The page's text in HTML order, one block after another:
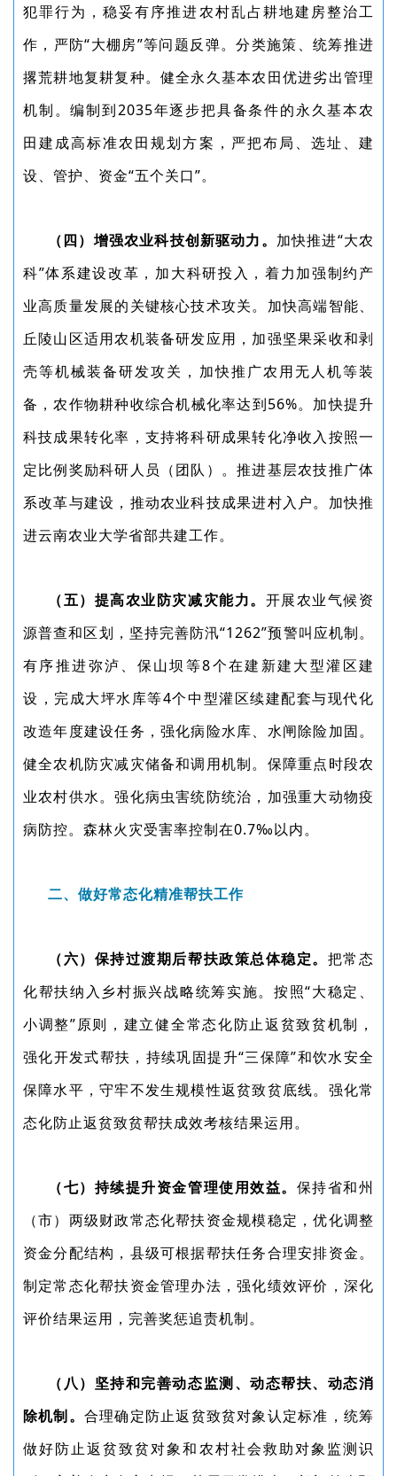
犯罪行为，稳妥有序推进农村乱占耕地建房整治工
作，严防“大棚房”等问题反弹。分类施策、统筹推进
撂荒耕地复耕复种。健全永久基本农田优进劣出管理
机制。编制到2035年逐步把具备条件的永久基本农
田建成高标准农田规划方案，严把布局、选址、建
设、管护、资金“五个关口”。
（四）增强农业科技创新驱动力。 加快推进“大农
科”体系建设改革，加大科研投入，着力加强制约产
业高质量发展的关键核心技术攻关。加快高端智能、
丘陵山区适用农机装备研发应用，加强坚果采收和剥
壳等机械装备研发攻关，加快推广农用无人机等装
备，农作物耕种收综合机械化率达到56%。加快提升
科技成果转化率，支持将科研成果转化净收入按照一
定比例奖励科研人员（团队）。推进基层农技推广体
系改革与建设，推动农业科技成果进村入户。加快推
进云南农业大学省部共建工作。
（五）提高农业防灾减灾能力。 开展农业气候资
源普查和区划，坚持完善防汛“1262”预警叫应机制。
有序推进弥泸、保山坝等8个在建新建大型灌区建
设，完成大坪水库等4个中型灌区续建配套与现代化
改造年度建设任务，强化病险水库、水闸除险加固。
健全农机防灾减灾储备和调用机制。保障重点时段农
业农村供水。强化病虫害统防统治，加强重大动物疫
病防控。森林火灾受害率控制在0.7‰以内。
二、做好常态化精准帮扶工作
（六）保持过渡期后帮扶政策总体稳定。 把常态
化帮扶纳入乡村振兴战略统筹实施。按照“大稳定、
小调整”原则，建立健全常态化防止返贫致贫机制，
强化开发式帮扶，持续巩固提升“三保障”和饮水安全
保障水平，守牢不发生规模性返贫致贫底线。强化常
态化防止返贫致贫帮扶成效考核结果运用。
（七）持续提升资金管理使用效益。 保持省和州
（市）两级财政常态化帮扶资金规模稳定，优化调整
资金分配结构，县级可根据帮扶任务合理安排资金。
制定常态化帮扶资金管理办法，强化绩效评价，深化
评价结果运用，完善奖惩追责机制。
（八）坚持和完善动态监测、动态帮扶、动态消
除机制。 合理确定防止返贫致贫对象认定标准，统筹
做好防止返贫致贫对象和农村社会救助对象监测识